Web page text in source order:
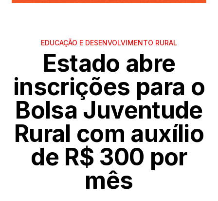
EDUCAÇÃO E DESENVOLVIMENTO RURAL
Estado abre
inscrições para o
Bolsa Juventude
Rural com auxílio
de R$ 300 por
mês